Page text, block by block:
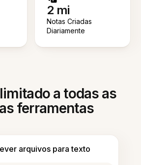
2 mi
Notas Criadas
Diariamente
a todas as
ferramentas
arquivos para texto